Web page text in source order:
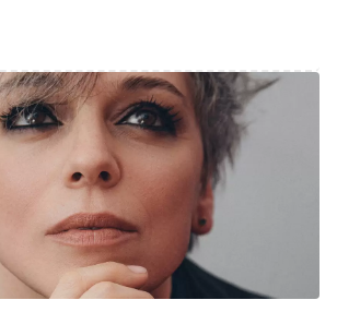
глубинки. Фестиваль
Президентского фонда культурных инициатив (ПФКИ)